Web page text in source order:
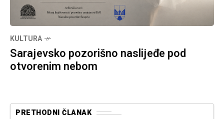
KULTURA
Sarajevsko pozorišno naslijeđe pod
otvorenim nebom
PRETHODNI ČLANAK